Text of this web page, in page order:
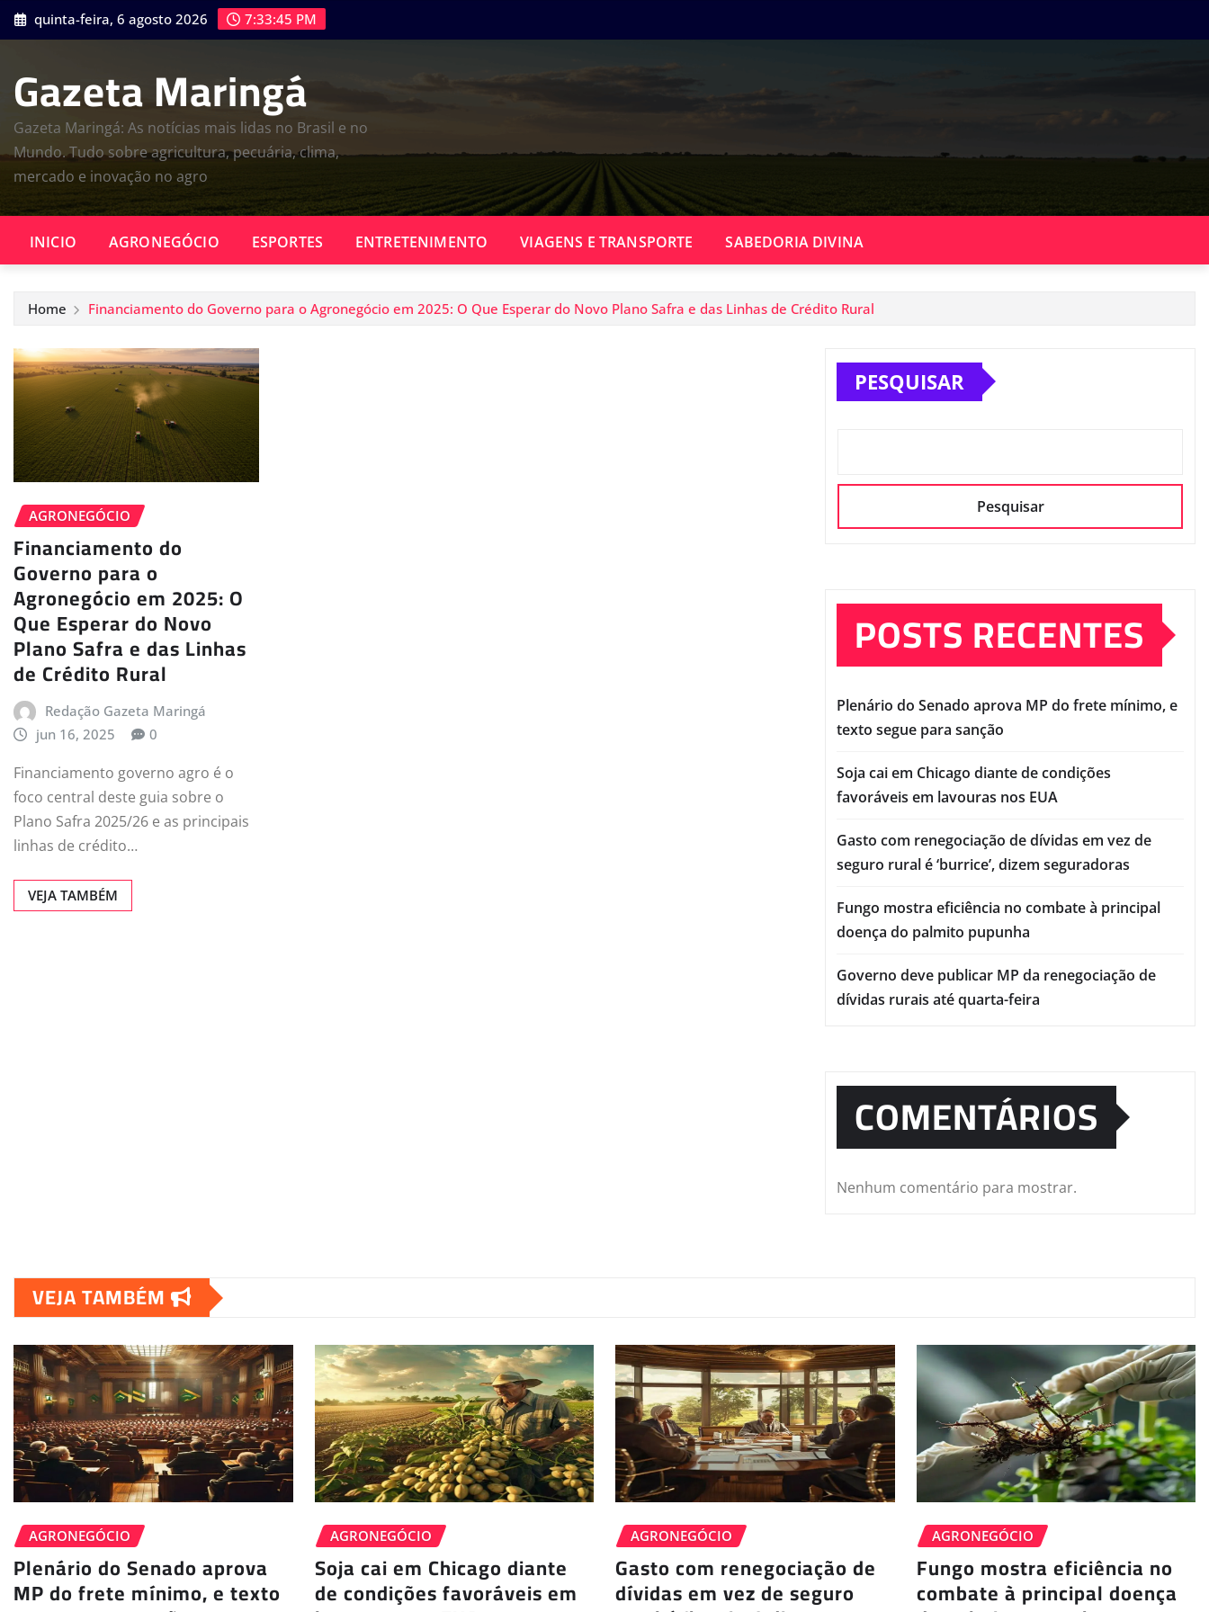
Skip
to
quinta-feira, 6 agosto 2026 7:33:46 PM
Gazeta Maringá
Gazeta Maringá: As notícias mais lidas no Brasil e no
Mundo. Tudo sobre agricultura, pecuária, clima,
mercado e inovação no agro
INICIO AGRONEGÓCIO ESPORTES ENTRETENIMENTO VIAGENS E TRANSPORTE SABEDORIA DIVINA
Home Financiamento do Governo para o Agronegócio em 2025: O Que Esperar do Novo Plano Safra e das Linhas de Crédito Rural
AGRONEGÓCIO
Financiamento do
Governo para o
Agronegócio em 2025: O
Que Esperar do Novo
Plano Safra e das Linhas
de Crédito Rural
Redação Gazeta Maringá
jun 16, 2025
0
Financiamento governo agro é o
foco central deste guia sobre o
Plano Safra 2025/26 e as principais
linhas de crédito…
VEJA TAMBÉM
PESQUISAR
Pesquisar
POSTS RECENTES
Plenário do Senado aprova MP do frete mínimo, e
texto segue para sanção
Soja cai em Chicago diante de condições
favoráveis em lavouras nos EUA
Gasto com renegociação de dívidas em vez de
seguro rural é ‘burrice’, dizem seguradoras
Fungo mostra eficiência no combate à principal
doença do palmito pupunha
Governo deve publicar MP da renegociação de
dívidas rurais até quarta-feira
COMENTÁRIOS
Nenhum comentário para mostrar.
VEJA TAMBÉM
AGRONEGÓCIO
Plenário do Senado aprova
MP do frete mínimo, e texto
AGRONEGÓCIO
Soja cai em Chicago diante
de condições favoráveis em
AGRONEGÓCIO
Gasto com renegociação de
dívidas em vez de seguro
AGRONEGÓCIO
Fungo mostra eficiência no
combate à principal doença